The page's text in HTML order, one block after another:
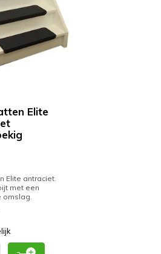
Elite
Elite antraciet.
met een
omslag.